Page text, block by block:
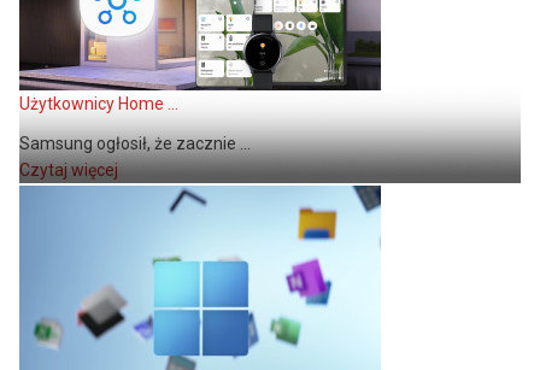
Użytkownicy Home ...
Samsung ogłosił, że zacznie ...
Czytaj więcej